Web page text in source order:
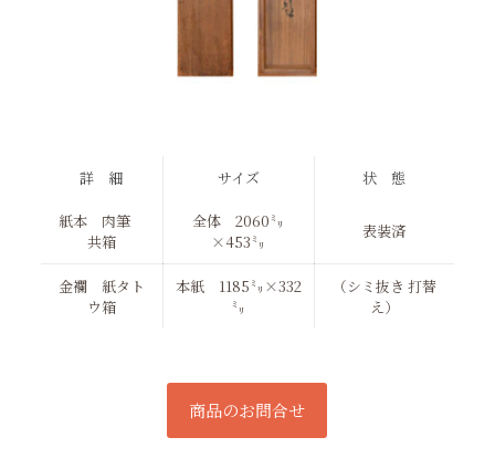
詳 細 サイズ 状 態
紙本 肉筆
共箱
全体 2060㍉
×453㍉
表装済
金襴 紙タト
ウ箱
本紙 1185㍉×332
㍉
（シミ抜き 打替
え）
商品のお問合せ